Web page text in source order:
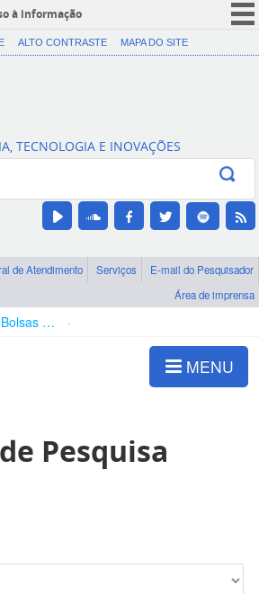
à informação
CORONAVÍRUS (COVID-19)
Canais
ALTO CONTRASTE MAPA DO SITE
TECNOLOGIA E INOVAÇÕES
de Atendimento Serviços
E-mail do Pesquisador
Área de imprensa
Bolsas e Auxílios Vigentes
MENU
Pesquisa